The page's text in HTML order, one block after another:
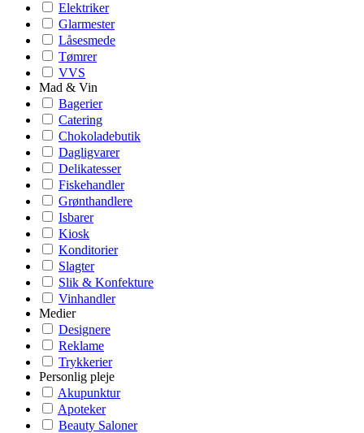
Elektriker
Glarmester
Låsesmede
Tømrer
VVS
Mad & Vin
Bagerier
Catering
Chokoladebutik
Dagligvarer
Delikatesser
Fiskehandler
Grønthandlere
Isbarer
Kiosk
Konditorier
Slagter
Slik & Konfekture
Vinhandler
Medier
Designere
Reklame
Trykkerier
Personlig pleje
Akupunktur
Apoteker
Beauty Saloner